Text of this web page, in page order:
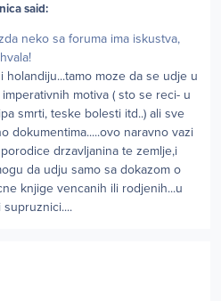
said:
neko sa foruma ima iskustva,
holandiju...tamo moze da se udje u
motiva ( sto se reci- u
smrti, teske bolesti itd..) ali sve
dokumentima.....ovo naravno vazi
drzavljanina te zemlje,i
da udju samo sa dokazom o
knjige vencanih ili rodjenih...u